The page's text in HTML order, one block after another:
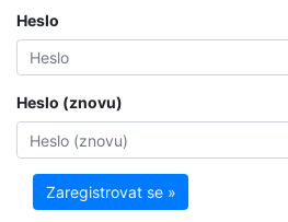
Heslo
Heslo (znovu)
Zaregistrovat se »